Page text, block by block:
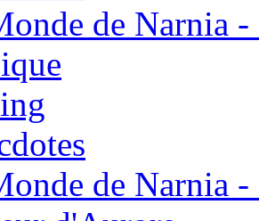
de Narnia
de Narnia